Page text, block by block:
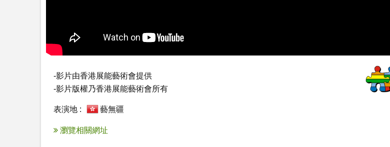
-影片由香港展能藝術會提供
-影片版權乃香港展能藝術會所有
表演地 : 藝無疆
瀏覽相關網址